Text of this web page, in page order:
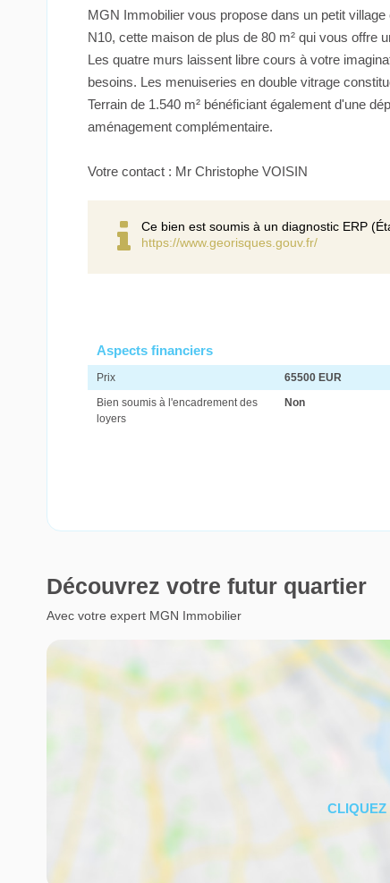
MGN Immobilier vous propose dans un petit
N10, cette maison de plus de 80 m² qui vous offre
Les quatre murs laissent libre cours à votre
besoins. Les menuiseries en double vitrage
Terrain de 1.540 m² bénéficiant également d'une
aménagement complémentaire.
Votre contact : Mr Christophe VOISIN
Ce bien est soumis à un diagnostic ERP
https://www.georisques.gouv.fr/
Aspects financiers
Prix
65500 EUR
Bien soumis à l'encadrement des
loyers
Non
Découvrez votre futur quartier
Avec votre expert MGN Immobilier